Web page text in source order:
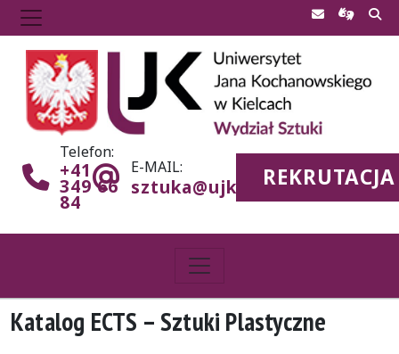
Telefon:
+41
349 66
84
E-MAIL:
sztuka@ujk.edu.plREKRUTACJA
Katalog ECTS – Sztuki Plastyczne